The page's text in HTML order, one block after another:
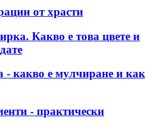
от храсти
Какво е това цвете и
- какво е мулчиране и как
- практически